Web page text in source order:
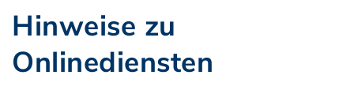
Hinweise zu
Onlinediensten